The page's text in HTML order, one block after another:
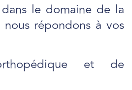
le domaine de la
répondons à vos
et de